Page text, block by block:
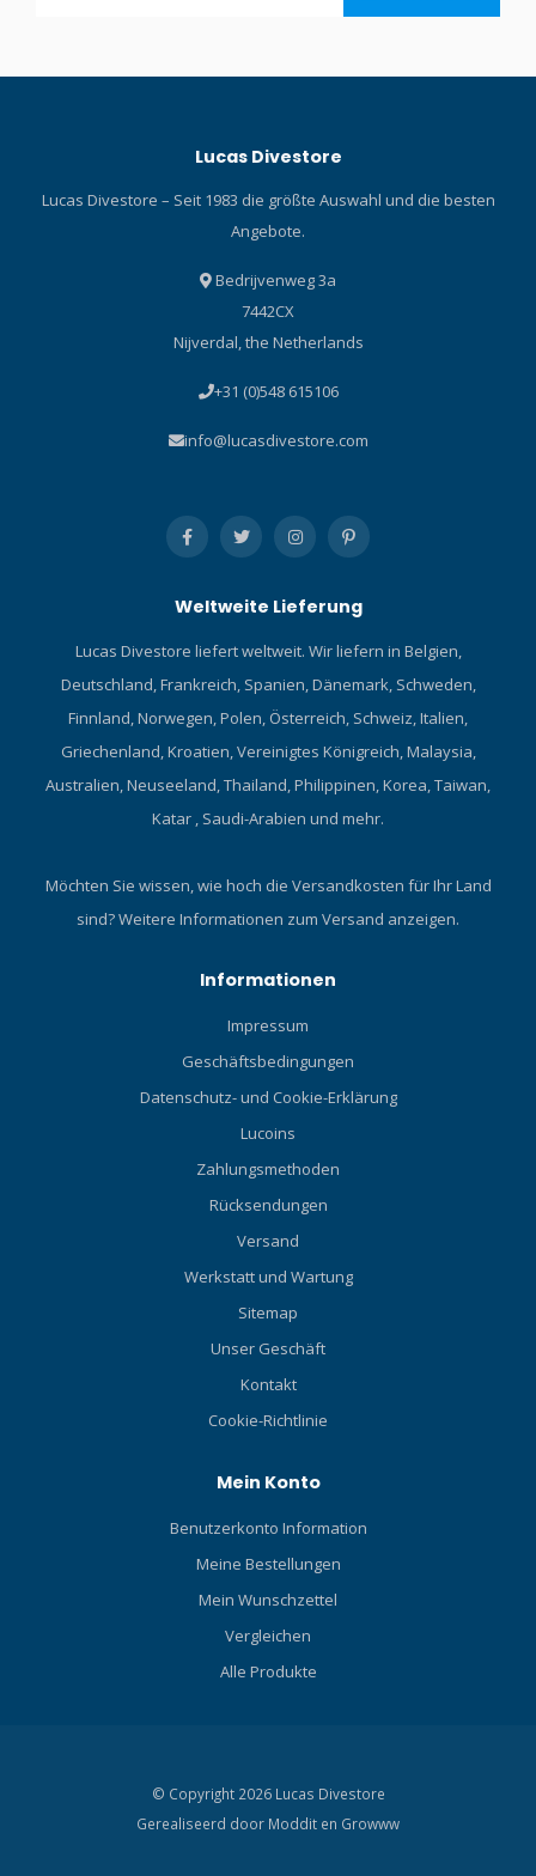
Lucas Divestore
Lucas Divestore – Seit 1983 die größte Auswahl und die besten
Angebote.
Bedrijvenweg 3a
7442CX
Nijverdal, the Netherlands
+31 (0)548 615106
info@lucasdivestore.com
Weltweite Lieferung
Lucas Divestore liefert weltweit. Wir liefern in Belgien,
Deutschland, Frankreich, Spanien, Dänemark, Schweden,
Finnland, Norwegen, Polen, Österreich, Schweiz, Italien,
Griechenland, Kroatien, Vereinigtes Königreich, Malaysia,
Australien, Neuseeland, Thailand, Philippinen, Korea, Taiwan,
Katar , Saudi-Arabien und mehr.
Möchten Sie wissen, wie hoch die Versandkosten für Ihr Land
sind?Weitere Informationen zum Versand anzeigen.
Informationen
Impressum
Geschäftsbedingungen
Datenschutz- und Cookie-Erklärung
Lucoins
Zahlungsmethoden
Rücksendungen
Versand
Werkstatt und Wartung
Sitemap
Unser Geschäft
Kontakt
Cookie-Richtlinie
Mein Konto
Benutzerkonto Information
Meine Bestellungen
Mein Wunschzettel
Vergleichen
Alle Produkte
© Copyright 2026 Lucas Divestore
Gerealiseerd door Moddit en Growww